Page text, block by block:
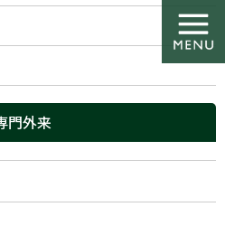
（休診中）
循環器内科
門外来